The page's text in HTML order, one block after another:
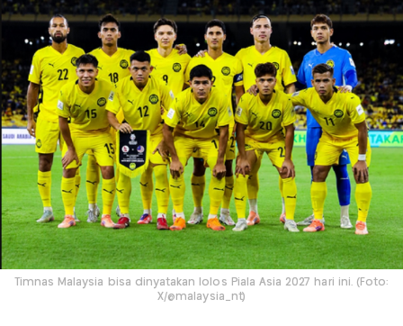
Timnas Malaysia bisa dinyatakan lolos Piala Asia 2027 hari ini. (Foto:
X/@malaysia_nt)